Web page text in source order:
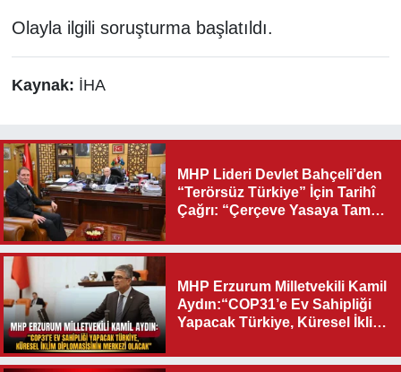
Olayla ilgili soruşturma başlatıldı.
Kaynak: İHA
MHP Lideri Devlet Bahçeli’den
“Terörsüz Türkiye” İçin Tarihî
Çağrı: “Çerçeve Yasaya Tam
MHP Erzurum Milletvekili Kamil
Aydın:“COP31’e Ev Sahipliği
Yapacak Türkiye, Küresel İklim
Olacak"